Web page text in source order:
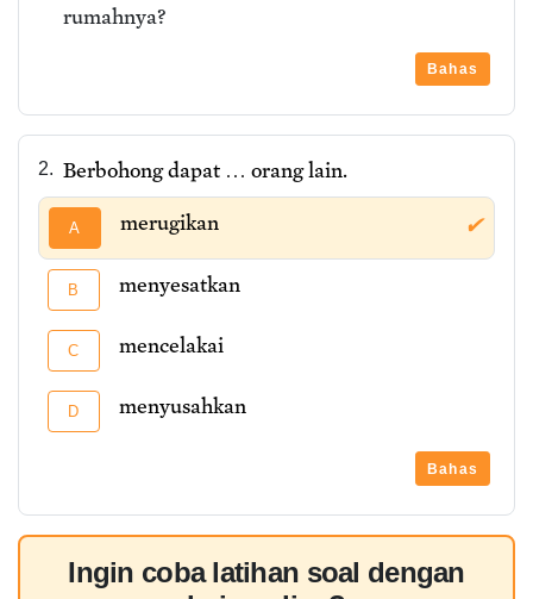
rumahnya?
Bahas
2. Berbohong dapat … orang lain.
A ✔
merugikan
B menyesatkan
C mencelakai
D menyusahkan
Bahas
Ingin coba latihan soal dengan